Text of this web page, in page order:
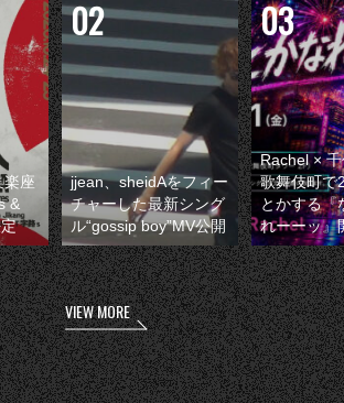
楽座
&
jjean、sheidAをフィー
チャーした最新シング
ル“gossip boy”MV公開
Rachel ×
歌舞伎町で
とかする『
れーーッ』
VIEW MORE